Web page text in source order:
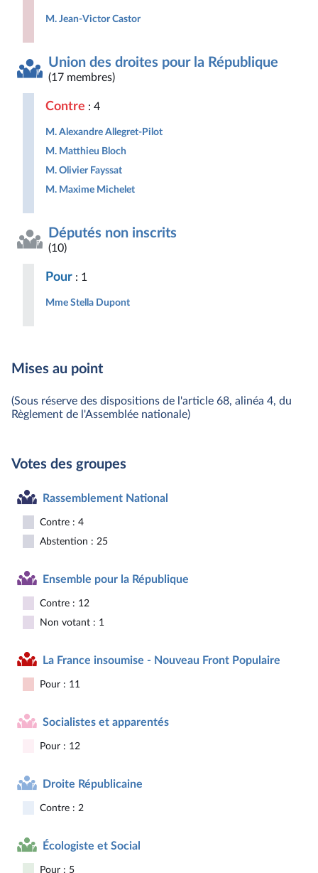
M. Jean-Victor Castor
Union des droites pour la République
(17 membres)
Contre : 4
M. Alexandre Allegret-Pilot
M. Matthieu Bloch
M. Olivier Fayssat
M. Maxime Michelet
Députés non inscrits
(10)
Pour : 1
Mme Stella Dupont
Mises au point
(Sous réserve des dispositions de l'article 68, alinéa 4, du
Règlement de l'Assemblée nationale)
Votes des groupes
Rassemblement National
Contre : 4
Abstention : 25
Ensemble pour la République
Contre : 12
Non votant : 1
La France insoumise - Nouveau Front Populaire
Pour : 11
Socialistes et apparentés
Pour : 12
Droite Républicaine
Contre : 2
Écologiste et Social
Pour : 5